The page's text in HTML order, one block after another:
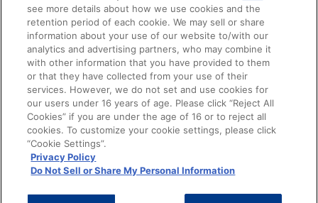
©SUNRISE ©Bandai Namco Filmworks Inc.
ご注意：内容および画像の転載はお断りいたします。
see more details about how we use cookies and the
retention period of each cookie. We may sell or share
information about your use of our website to/with our
analytics and advertising partners, who may combine it
with other information that you have provided to them
or that they have collected from your use of their
services. However, we do not set and use cookies for
our users under 16 years of age. Please click “Reject All
Cookies” if you are under the age of 16 or to reject all
cookies. To customize your cookie settings, please click
“Cookie Settings”.
Privacy Policy
Do Not Sell or Share My Personal Information